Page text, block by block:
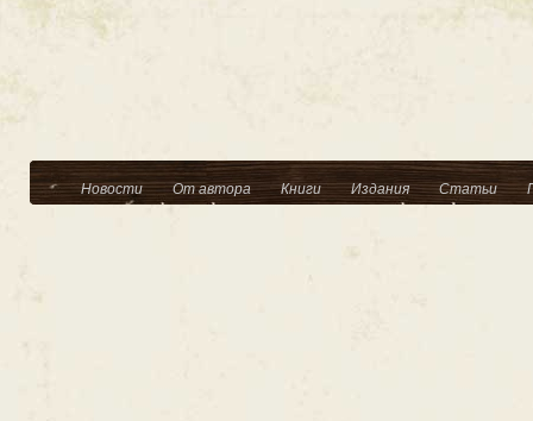
Новости От автора Книги Издания Статьи